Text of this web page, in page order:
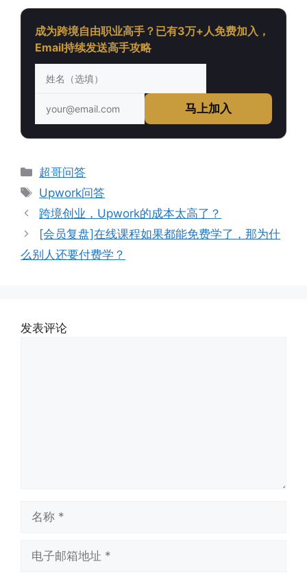
成为跨境自由职业高手？已有3万+人免费加入，
Email持续发送高手攻略
马上加入
分
类
超哥问答
标
签
Upwork问答
跨境创业，Upwork的成本太高了？
[会员复盘]在线课程如果都能免费学了，那为什
么别人还要付费学？
发表评论